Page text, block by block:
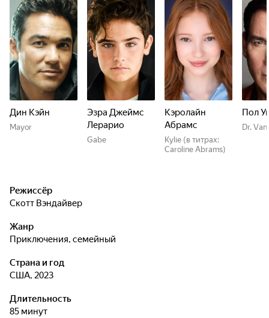
Дин Кэйн
Mayor
Эзра Джеймс
Лерарио
Gabe
Кэролайн
Абрамс
Kylie (в титрах:
Caroline Abrams)
Пол
Dr.
Режиссёр
Скотт Вэндайвер
Жанр
приключения, семейный
Страна и год
США, 2023
Длительность
85 минут